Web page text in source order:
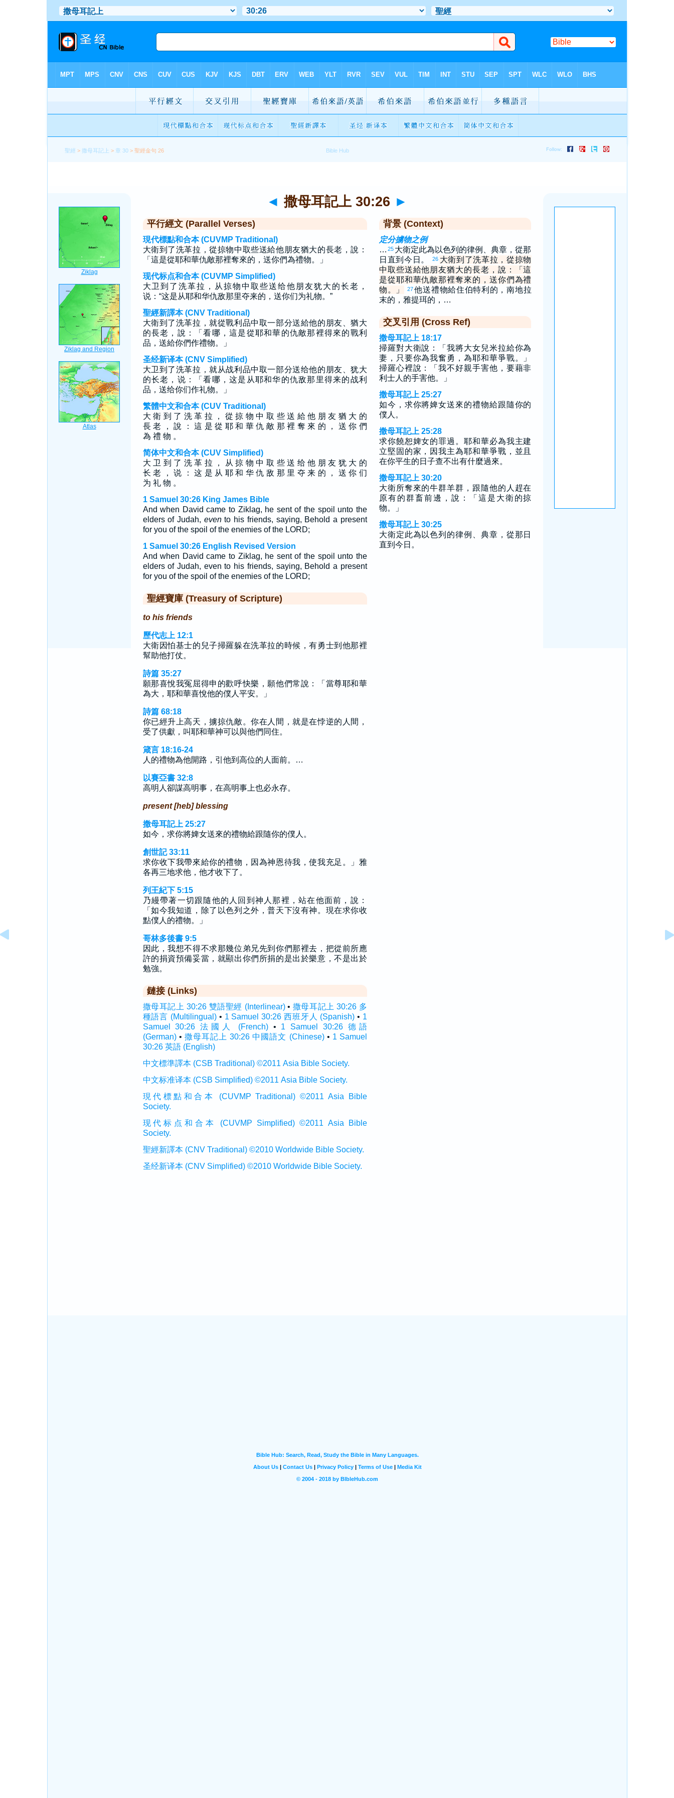
聖經 >撒母耳記上 > 章 30 > 聖經金句 26
◄ 撒母耳記上 30:26 ►
平行經文 (Parallel Verses)
現代標點和合本 (CUVMP Traditional)
大衛到了洗革拉，從掠物中取些送給他朋友猶大的長老，說：
「這是從耶和華仇敵那裡奪來的，送你們為禮物。」
现代标点和合本 (CUVMP Simplified)
大卫到了洗革拉，从掠物中取些送给他朋友犹大的长老，
说：“这是从耶和华仇敌那里夺来的，送你们为礼物。”
聖經新譯本 (CNV Traditional)
大衛到了洗革拉，就從戰利品中取一部分送給他的朋友、猶大
的長老，說：「看哪，這是從耶和華的仇敵那裡得來的戰利
品，送給你們作禮物。」
圣经新译本 (CNV Simplified)
大卫到了洗革拉，就从战利品中取一部分送给他的朋友、犹大
的长老，说：「看哪，这是从耶和华的仇敌那里得来的战利
品，送给你们作礼物。」
繁體中文和合本 (CUV Traditional)
大 衛 到 了 洗 革 拉 ， 從 掠 物 中 取 些 送 給 他 朋 友 猶 大 的
長 老 ， 說 ： 這 是 從 耶 和 華 仇 敵 那 裡 奪 來 的 ， 送 你 們
為 禮 物 。
简体中文和合本 (CUV Simplified)
大 卫 到 了 洗 革 拉 ， 从 掠 物 中 取 些 送 给 他 朋 友 犹 大 的
长 老 ， 说 ： 这 是 从 耶 和 华 仇 敌 那 里 夺 来 的 ， 送 你 们
为 礼 物 。
1 Samuel 30:26 King James Bible
And when David came to Ziklag, he sent of the spoil unto the
elders of Judah, evento his friends, saying, Behold a present
for you of the spoil of the enemies of the LORD;
1 Samuel 30:26 English Revised Version
And when David came to Ziklag, he sent of the spoil unto the
elders of Judah, even to his friends, saying, Behold a present
for you of the spoil of the enemies of the LORD;
聖經寶庫 (Treasury of Scripture)
to his friends
歷代志上 12:1
大衛因怕基士的兒子掃羅躲在洗革拉的時候，有勇士到他那裡
幫助他打仗。
詩篇 35:27
願那喜悅我冤屈得申的歡呼快樂，願他們常說：「當尊耶和華
為大，耶和華喜悅他的僕人平安。」
詩篇 68:18
你已經升上高天，擄掠仇敵。你在人間，就是在悖逆的人間，
受了供獻，叫耶和華神可以與他們同住。
箴言 18:16-24
人的禮物為他開路，引他到高位的人面前。…
以賽亞書 32:8
高明人卻謀高明事，在高明事上也必永存。
present [heb] blessing
撒母耳記上 25:27
如今，求你將婢女送來的禮物給跟隨你的僕人。
創世記 33:11
求你收下我帶來給你的禮物，因為神恩待我，使我充足。」雅
各再三地求他，他才收下了。
列王紀下 5:15
乃縵帶著一切跟隨他的人回到神人那裡，站在他面前，說：
「如今我知道，除了以色列之外，普天下沒有神。現在求你收
點僕人的禮物。」
哥林多後書 9:5
因此，我想不得不求那幾位弟兄先到你們那裡去，把從前所應
許的捐資預備妥當，就顯出你們所捐的是出於樂意，不是出於
勉強。
鏈接 (Links)
撒母耳記上 30:26 雙語聖經 (Interlinear)• 撒母耳記上 30:26 多
種語言 (Multilingual)• 1 Samuel 30:26 西班牙人 (Spanish) • 1
Samuel 30:26 法國人 (French)• 1 Samuel 30:26 德語
(German)• 撒母耳記上 30:26 中國語文 (Chinese)• 1 Samuel
30:26 英語 (English)
中文標準譯本 (CSB Traditional) ©2011 Asia Bible Society.
中文标准译本 (CSB Simplified) ©2011 Asia Bible Society.
現代標點和合本 (CUVMP Traditional) ©2011 Asia Bible
Society.
现代标点和合本 (CUVMP Simplified) ©2011 Asia Bible
Society.
聖經新譯本 (CNV Traditional) ©2010 Worldwide Bible Society.
圣经新译本 (CNV Simplified) ©2010 Worldwide Bible Society.
背景 (Context)
定分擄物之例
… 25 大衛定此為以色列的律例、典章，從那
日直到今日。
26 大衛到了洗革拉，從掠物
中取些送給他朋友猶大的長老，說：「這
是從耶和華仇敵那裡奪來的，送你們為禮
物。」
27他送禮物給住伯特利的，南地拉
末的，雅提珥的，…
交叉引用 (Cross Ref)
撒母耳記上 18:17
掃羅對大衛說：「我將大女兒米拉給你為
妻，只要你為我奮勇，為耶和華爭戰。」
掃羅心裡說：「我不好親手害他，要藉非
利士人的手害他。」
撒母耳記上 25:27
如今，求你將婢女送來的禮物給跟隨你的
僕人。
撒母耳記上 25:28
求你饒恕婢女的罪過。耶和華必為我主建
立堅固的家，因我主為耶和華爭戰，並且
在你平生的日子查不出有什麼過來。
撒母耳記上 30:20
大衛所奪來的牛群羊群，跟隨他的人趕在
原有的群畜前邊，說：「這是大衛的掠
物。」
撒母耳記上 30:25
大衛定此為以色列的律例、典章，從那日
直到今日。